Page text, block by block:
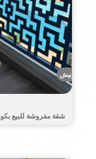
الكورنيش
شقة مفروشة للبيع